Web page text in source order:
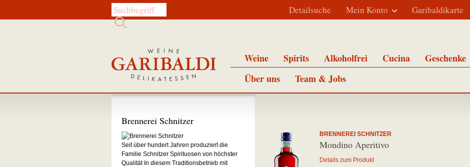
Diese Website durchsuchen: Garibaldikarte
Mein Konto
Detailsuche
Weine Spirits Alkoholfrei Cucina Geschenke
Über uns
Team & Jobs
BRENNEREI SCHNITZER
Mondino Aperitivo
Details zum Produkt
Brennerei Schnitzer
Seit über hundert Jahren produziert die
Familie Schnitzer Spirituosen von höchster
Qualität In diesem Traditionsbetrieb mit